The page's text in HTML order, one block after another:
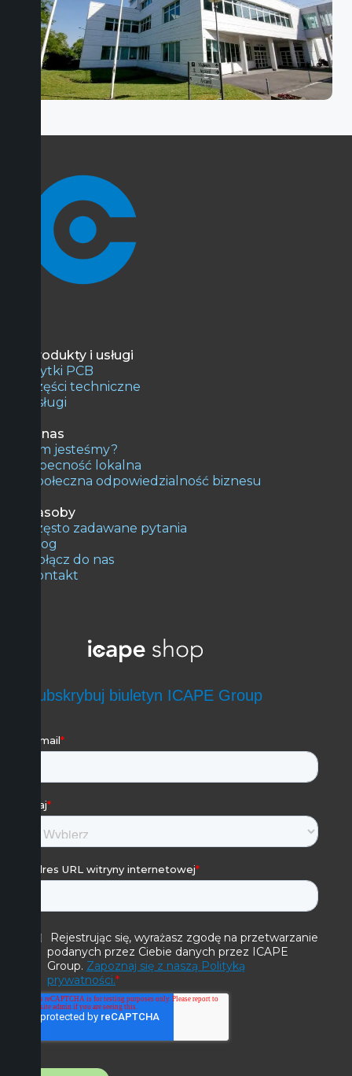
Produkty i usługi
Płytki PCB
Części techniczne
Usługi
O nas
Kim jesteśmy?
Obecność lokalna
Społeczna odpowiedzialność biznesu
Zasoby
Często zadawane pytania
Blog
Dołącz do nas
Kontakt